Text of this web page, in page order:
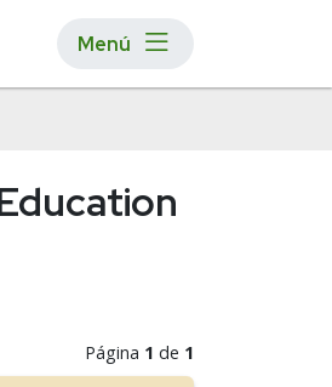
Menú
Página 1 de 1